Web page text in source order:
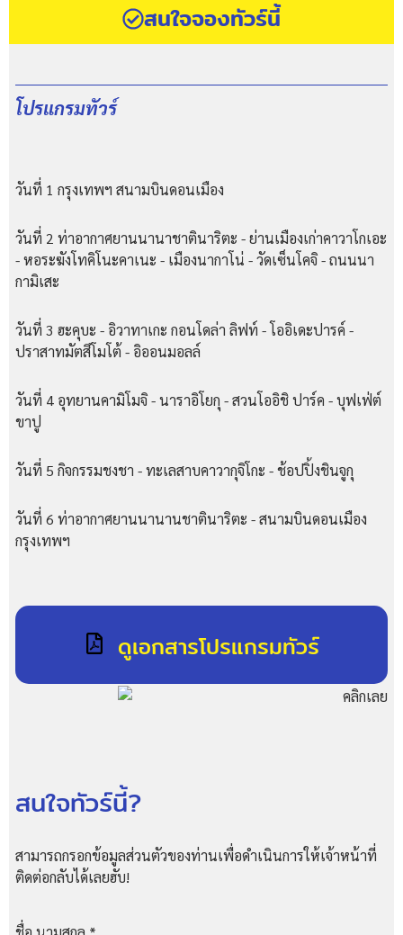
สนใจจองทัวร์นี้
โปรแกรมทัวร์
วันที่ 1 กรุงเทพฯ สนามบินดอนเมือง
วันที่ 2 ท่าอากาศยานนานาชาตินาริตะ - ย่านเมืองเก่าคาวาโกเอะ
- หอระฆังโทคิโนะคาเนะ - เมืองนากาโน่ - วัดเซ็นโคจิ - ถนนนา
กามิเสะ
วันที่ 3 ฮะคุบะ - อิวาทาเกะ กอนโดล่า ลิฟท์ - โออิเดะปารค์ -
ปราสาทมัตสึโมโต้ - อิออนมอลล์
วันที่ 4 อุทยานคามิโมจิ - นาราอิโยกุ - สวนโออิชิ ปาร์ค - บุฟเฟ่ต์
ขาปู
วันที่ 5 กิจกรรมชงชา - ทะเลสาบคาวากุจิโกะ - ช้อปปิ้งชินจูกุ
วันที่ 6 ท่าอากาศยานนานานชาตินาริตะ - สนามบินดอนเมือง
กรุงเทพฯ
ดูเอกสารโปรแกรมทัวร์
สนใจทัวร์นี้?
สามารถกรอกข้อมูลส่วนตัวของท่านเพื่อดำเนินการให้เจ้าหน้าที่
ติดต่อกลับได้เลยฮับ!